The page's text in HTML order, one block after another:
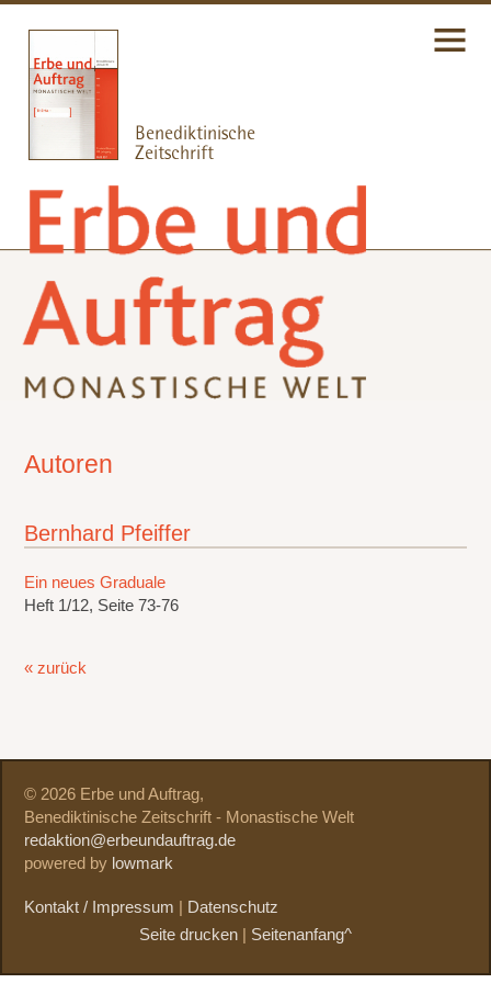
Autoren
Bernhard Pfeiffer
Ein neues Graduale
Heft 1/12, Seite 73-76
« zurück
© 2026 Erbe und Auftrag,
Benediktinische Zeitschrift - Monastische Welt
redaktion@erbeundauftrag.de
powered by lowmark
Kontakt / Impressum
Datenschutz
Seite drucken
Seitenanfang^